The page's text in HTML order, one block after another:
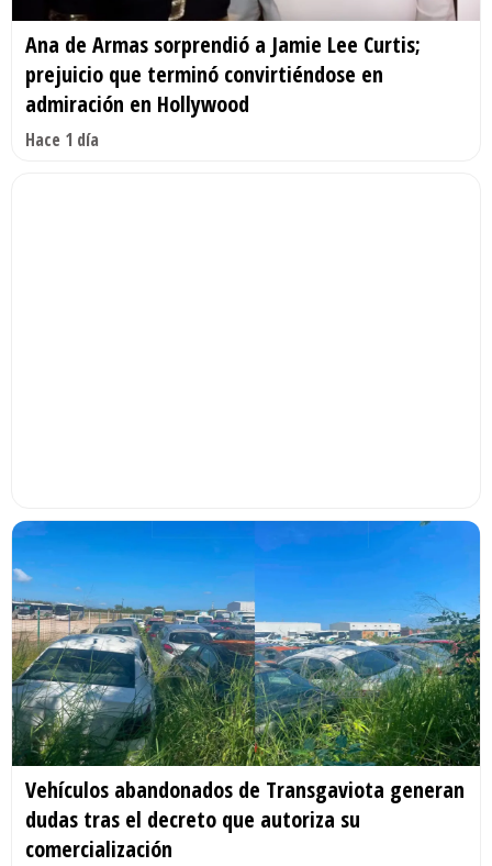
Ana de Armas sorprendió a Jamie Lee Curtis;
prejuicio que terminó convirtiéndose en
admiración en Hollywood
Hace 1 día
Vehículos abandonados de Transgaviota generan
dudas tras el decreto que autoriza su
comercialización